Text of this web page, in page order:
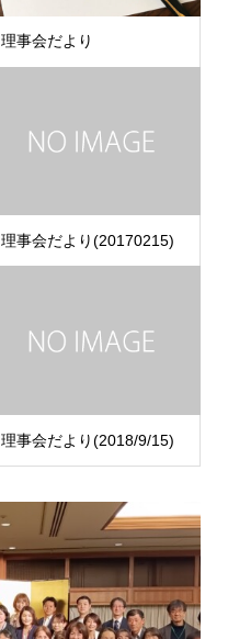
理事会だより
理事会だより(20170215)
理事会だより(2018/9/15)